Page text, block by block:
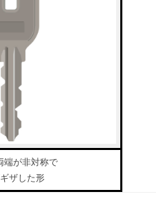
端が非対称で
ザした形